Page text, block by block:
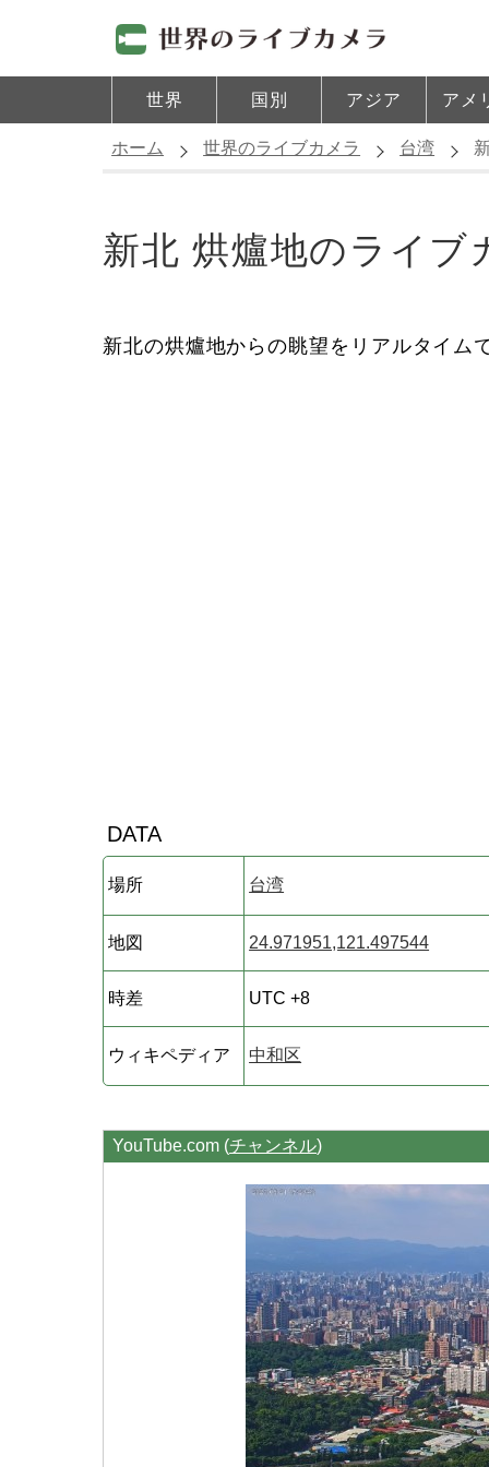
世界 国別 アジア アメ
ホーム 世界のライブカメラ 台湾
新北 烘爐地のライブ
新北の烘爐地からの眺望をリアルタイム
DATA
場所 台湾
地図 24.971951,121.497544
時差 UTC +8
ウィキペディア 中和区
YouTube.com (チャンネル)